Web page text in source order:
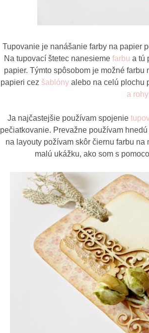
Tupovanie je nanášanie farby na papier
Na tupovací štetec nanesieme farbu a tú
papier. Týmto spôsobom je možné
papieri cez šablónyalebo na celú plochu
a rohy
Ja najčastejšie používam spojenie
pečiatkovanie. Prevažne používam
na layouty požívam skôr čiernu farbu na
malú ukážku, ako som s